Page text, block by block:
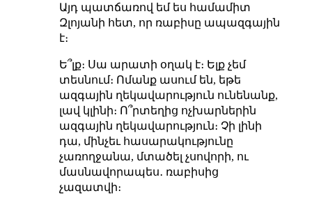
Այդ պատճառով եմ ես համամիտ
Զլոյանի հետ, որ ռաբիսը ապազգային
է։
Ե՞լք։ Սա արատի օղակ է։ Ելք չեմ
տեսնում։ Ոմանք ասում են, եթե
ազգային ղեկավարություն ունենանք,
լավ կլինի։ Ո՞րտեղից ոչխարներին
ազգային ղեկավարություն։ Չի լինի
դա, մինչեւ հասարակությունը
չառողջանա, մտածել չսովորի, ու
մասնավորապես․ ռաբիսից
չազատվի։